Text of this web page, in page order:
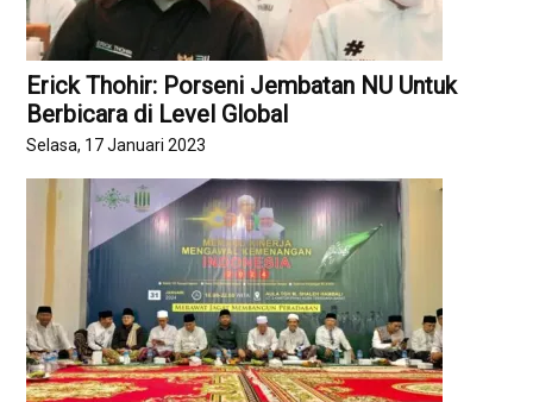
Erick Thohir: Porseni Jembatan NU Untuk
Berbicara di Level Global
Selasa, 17 Januari 2023